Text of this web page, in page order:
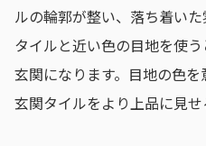
ルの輪郭が整い、落ち着いた
タイルと近い色の目地を使
玄関になります。目地の色
玄関タイルをより上品に見せ